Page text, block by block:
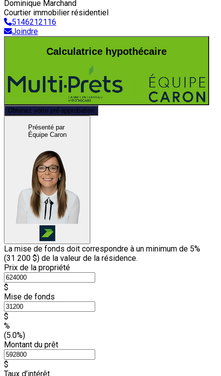
Dominique Marchand
Courtier immobilier résidentiel
5146212116
Joindre
Calculatrice hypothécaire
Obtenez votre pré-approbation
Présenté par
Équipe Caron
La mise de fonds doit correspondre à un minimum de 5%
(31 200 $) de la valeur de la résidence.
Prix de la propriété
$
Mise de fonds
$
%
(5.0%)
Montant du prêt
$
Taux d'intérêt